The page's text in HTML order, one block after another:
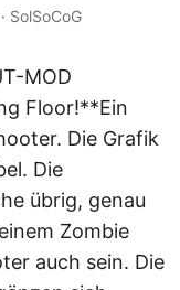
· SolSoCoG
MOD
Floor!**Ein
Die Grafik
Die
übrig, genau
Zombie
auch sein. Die